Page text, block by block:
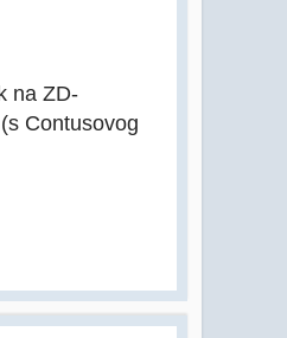
na ZD-
Contusovog